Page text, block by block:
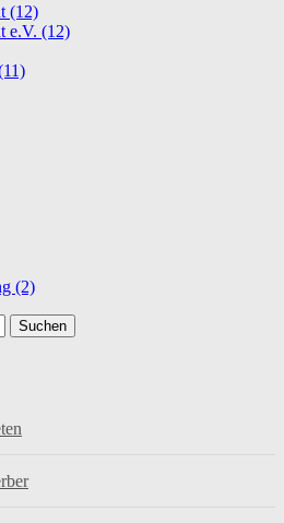
(12)
e.V. (12)
(2)
Suchen